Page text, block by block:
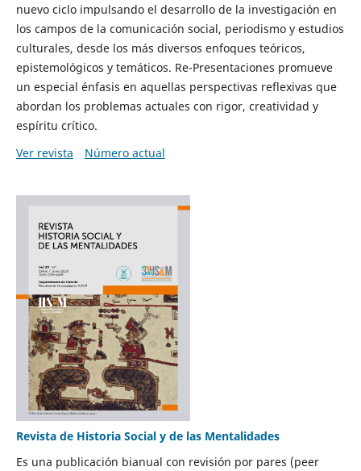
nuevo ciclo impulsando el desarrollo de la investigación en
los campos de la comunicación social, periodismo y estudios
culturales, desde los más diversos enfoques teóricos,
epistemológicos y temáticos. Re-Presentaciones promueve
un especial énfasis en aquellas perspectivas reflexivas que
abordan los problemas actuales con rigor, creatividad y
espíritu crítico.
Ver revista
Número actual
Revista de Historia Social y de las Mentalidades
Es una publicación bianual con revisión por pares (peer